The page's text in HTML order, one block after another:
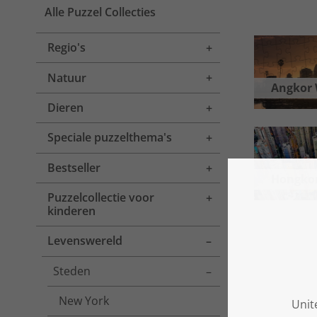
Alle Puzzel Collecties
Regio's
Toggle menu
Natuur
Toggle menu
Dieren
Toggle menu
Speciale puzzelthema's
Toggle menu
Bestseller
Toggle menu
Puzzelcollectie voor
kinderen
Toggle menu
Levenswereld
Toggle menu
Steden
Toggle menu
New York
Angkor